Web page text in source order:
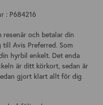
: P684216
resenär och betalar din
Avis Preferred. Som
hyrbil enkelt. Det enda
är ditt körkort, sedan är
gjort klart allt för dig